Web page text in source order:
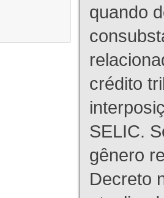
quando
crédito
SELIC.
gênero
Decreto